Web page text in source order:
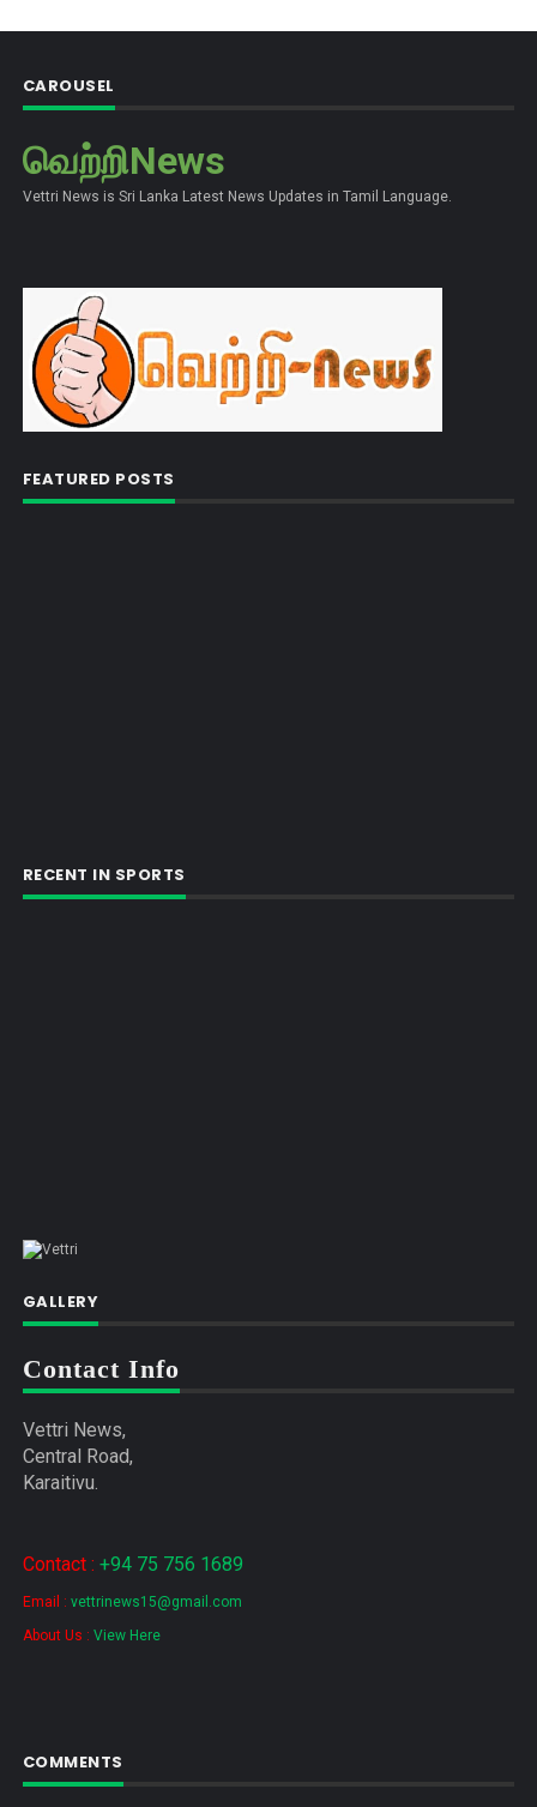
CAROUSEL
வெற்றிNews
Vettri News is Sri Lanka Latest News Updates in Tamil Language.
FEATURED POSTS
RECENT IN SPORTS
GALLERY
Contact Info
Vettri News,
Central Road,
Karaitivu.
Contact : +94 75 756 1689
Email : vettrinews15@gmail.com
About Us : View Here
COMMENTS